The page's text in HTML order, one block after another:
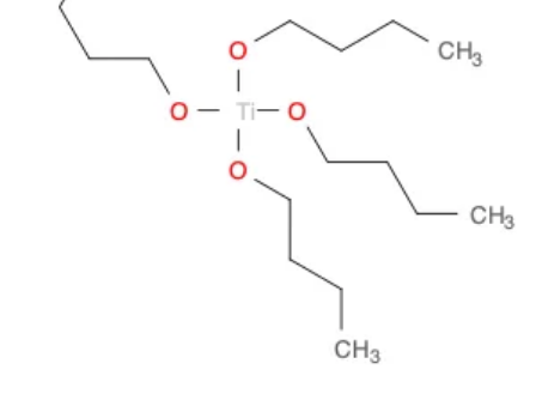
Antimikrobielle Mittel
Zell- und Molekularbiologie